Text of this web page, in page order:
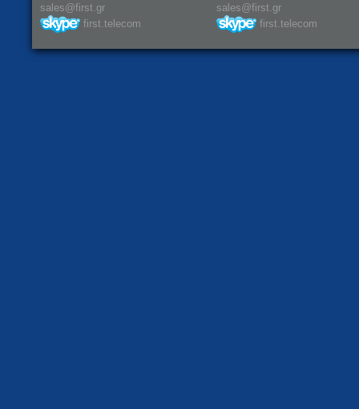
sales@first.gr
first.telecom
sales@first.gr
first.telecom